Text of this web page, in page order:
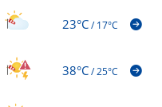
23°C/17°C
38°C/25°C